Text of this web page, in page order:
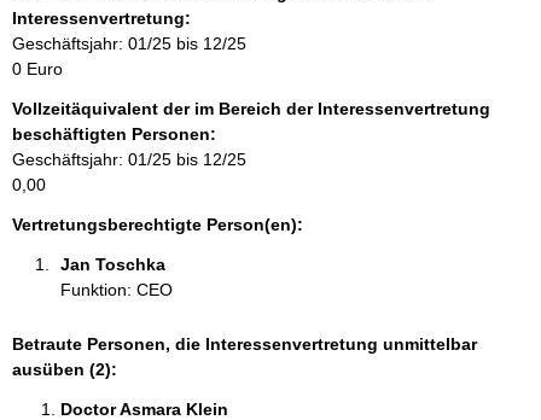
o
r
m
t
i
o
n
e
Interessenvertretung:
Geschäftsjahr: 01/25 bis 12/25
0 Euro
Vollzeitäquivalent der im Bereich der Interessenvertretung
beschäftigten Personen:
Geschäftsjahr: 01/25 bis 12/25
0,00
Vertretungsberechtigte Person(en):
Jan Toschka
Funktion: CEO
Betraute Personen, die Interessenvertretung unmittelbar
ausüben (2):
Doctor Asmara Klein